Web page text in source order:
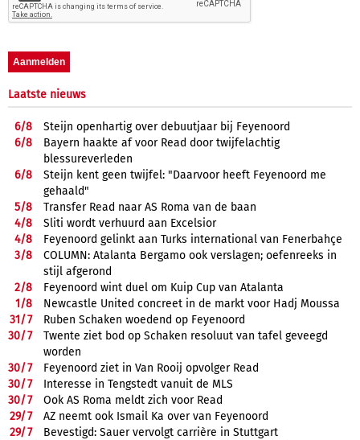
Laatste nieuws
6/8
Steijn openhartig over debuutjaar bij Feyenoord
6/8
Bayern haakte af voor Read door twijfelachtig
blessureverleden
6/8
Steijn kent geen twijfel: "Daarvoor heeft Feyenoord me
gehaald"
5/8
Transfer Read naar AS Roma van de baan
4/8
Sliti wordt verhuurd aan Excelsior
4/8
Feyenoord gelinkt aan Turks international van Fenerbahçe
3/8
COLUMN: Atalanta Bergamo ook verslagen; oefenreeks in
stijl afgerond
2/8
Feyenoord wint duel om Kuip Cup van Atalanta
1/8
Newcastle United concreet in de markt voor Hadj Moussa
31/7
Ruben Schaken woedend op Feyenoord
30/7
Twente ziet bod op Schaken resoluut van tafel geveegd
worden
30/7
Feyenoord ziet in Van Rooij opvolger Read
30/7
Interesse in Tengstedt vanuit de MLS
30/7
Ook AS Roma meldt zich voor Read
29/7
AZ neemt ook Ismail Ka over van Feyenoord
29/7
Bevestigd: Sauer vervolgt carrière in Stuttgart